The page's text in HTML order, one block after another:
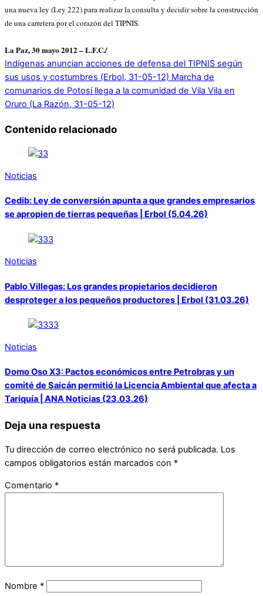
una nueva ley (Ley 222) para realizar la consulta y decidir sobre la construcción
de una carretera por el corazón del TIPNIS.
La Paz, 30 mayo 2012 – L.F.C./
Indígenas anuncian acciones de defensa del TIPNIS según
sus usos y costumbres (Erbol, 31-05-12) Marcha de
comunarios de Potosí llega a la comunidad de Vila Vila en
Oruro (La Razón, 31-05-12)
Contenido relacionado
Noticias
Cedib: Ley de conversión apunta a que grandes empresarios
se apropien de tierras pequeñas | Erbol (5.04.26)
Noticias
Pablo Villegas: Los grandes propietarios decidieron
desproteger a los pequeños productores | Erbol (31.03.26)
Noticias
Domo Oso X3: Pactos económicos entre Petrobras y un
comité de Saicán permitió la Licencia Ambiental que afecta a
Tariquía | ANA Noticias (23.03.26)
Deja una respuesta
Tu dirección de correo electrónico no será publicada. Los
campos obligatorios están marcados con *
Comentario *
Nombre *